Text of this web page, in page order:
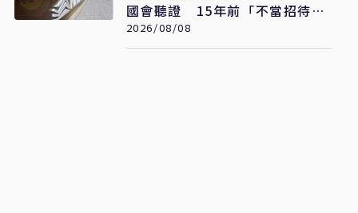
國會聽證 15年前「不當招待」
疑雲重見天日
2026/08/08